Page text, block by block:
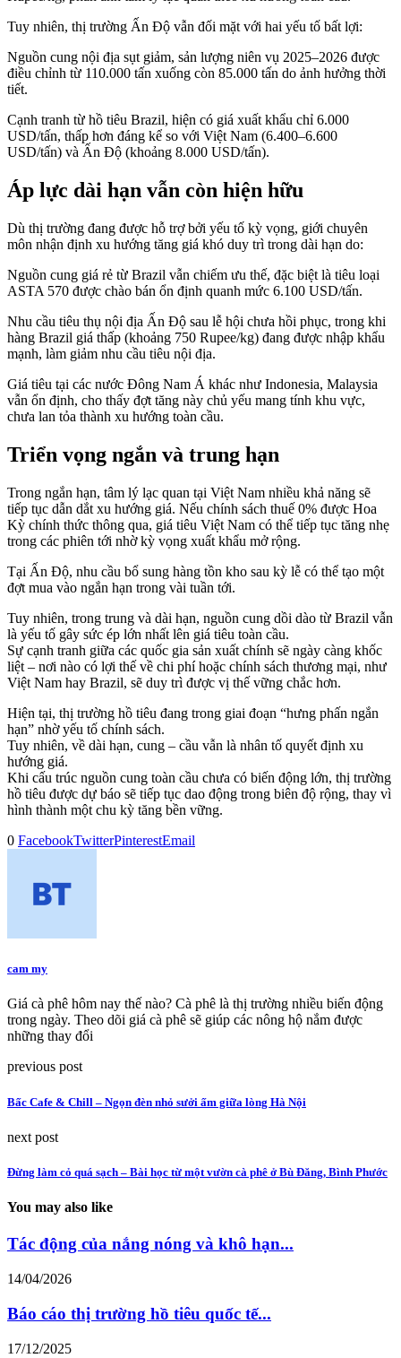
Tuy nhiên, thị trường Ấn Độ vẫn đối mặt với hai yếu tố bất lợi:
Nguồn cung nội địa sụt giảm, sản lượng niên vụ 2025–2026 được
điều chỉnh từ 110.000 tấn xuống còn 85.000 tấn do ảnh hưởng thời
tiết.
Cạnh tranh từ hồ tiêu Brazil, hiện có giá xuất khẩu chỉ 6.000
USD/tấn, thấp hơn đáng kể so với Việt Nam (6.400–6.600
USD/tấn) và Ấn Độ (khoảng 8.000 USD/tấn).
Áp lực dài hạn vẫn còn hiện hữu
Dù thị trường đang được hỗ trợ bởi yếu tố kỳ vọng, giới chuyên
môn nhận định xu hướng tăng giá khó duy trì trong dài hạn do:
Nguồn cung giá rẻ từ Brazil vẫn chiếm ưu thế, đặc biệt là tiêu loại
ASTA 570 được chào bán ổn định quanh mức 6.100 USD/tấn.
Nhu cầu tiêu thụ nội địa Ấn Độ sau lễ hội chưa hồi phục, trong khi
hàng Brazil giá thấp (khoảng 750 Rupee/kg) đang được nhập khẩu
mạnh, làm giảm nhu cầu tiêu nội địa.
Giá tiêu tại các nước Đông Nam Á khác như Indonesia, Malaysia
vẫn ổn định, cho thấy đợt tăng này chủ yếu mang tính khu vực,
chưa lan tỏa thành xu hướng toàn cầu.
Triển vọng ngắn và trung hạn
Trong ngắn hạn, tâm lý lạc quan tại Việt Nam nhiều khả năng sẽ
tiếp tục dẫn dắt xu hướng giá. Nếu chính sách thuế 0% được Hoa
Kỳ chính thức thông qua, giá tiêu Việt Nam có thể tiếp tục tăng nhẹ
trong các phiên tới nhờ kỳ vọng xuất khẩu mở rộng.
Tại Ấn Độ, nhu cầu bổ sung hàng tồn kho sau kỳ lễ có thể tạo một
đợt mua vào ngắn hạn trong vài tuần tới.
Tuy nhiên, trong trung và dài hạn, nguồn cung dồi dào từ Brazil vẫn
là yếu tố gây sức ép lớn nhất lên giá tiêu toàn cầu.
Sự cạnh tranh giữa các quốc gia sản xuất chính sẽ ngày càng khốc
liệt – nơi nào có lợi thế về chi phí hoặc chính sách thương mại, như
Việt Nam hay Brazil, sẽ duy trì được vị thế vững chắc hơn.
Hiện tại, thị trường hồ tiêu đang trong giai đoạn “hưng phấn ngắn
hạn” nhờ yếu tố chính sách.
Tuy nhiên, về dài hạn, cung – cầu vẫn là nhân tố quyết định xu
hướng giá.
Khi cấu trúc nguồn cung toàn cầu chưa có biến động lớn, thị trường
hồ tiêu được dự báo sẽ tiếp tục dao động trong biên độ rộng, thay vì
hình thành một chu kỳ tăng bền vững.
0 FacebookTwitterPinterestEmail
cam my
Giá cà phê hôm nay thế nào? Cà phê là thị trường nhiều biến động
trong ngày. Theo dõi giá cà phê sẽ giúp các nông hộ nắm được
những thay đổi
previous post
Bấc Cafe & Chill – Ngọn đèn nhỏ sưởi ấm giữa lòng Hà Nội
next post
Đừng làm cỏ quá sạch – Bài học từ một vườn cà phê ở Bù Đăng, Bình Phước
You may also like
Tác động của nắng nóng và khô hạn...
14/04/2026
Báo cáo thị trường hồ tiêu quốc tế...
17/12/2025